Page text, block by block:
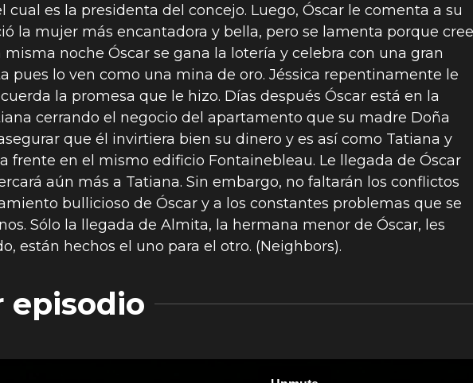
es la presidenta del concejo. Luego, Óscar le comenta a su
la mujer más encantadora y bella, pero se lamenta porque cree
misma noche Óscar se gana la lotería y celebra con una gran
pues lo ven como una mina de oro. Jéssica repentinamente le
la promesa que le hizo. Días después Óscar está en la
cerrando el negocio del apartamento que su madre Doña
que él invirtiera bien su dinero y es así como Tatiana y
frente en el mismo edificio Fontainebleau. Le llegada de Óscar
aún más a Tatiana. Sin embargo, no faltarán los conflictos
bullicioso de Óscar y a los constantes problemas que se
Sólo la llegada de Almita, la hermana menor de Óscar, les
están hechos el uno para el otro. (Neighbors).
episodio